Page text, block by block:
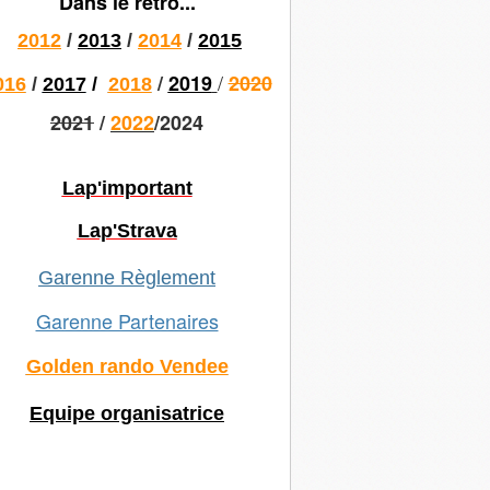
2012 / 2013 / 2014 / 2015
/ 2017/ 2018 / 2019 /2020
2021/2022/2024
Lap'important
Lap'Strava
Garenne Règlement
Garenne Partenaires
Golden rando Vendee
Equipe organisatrice